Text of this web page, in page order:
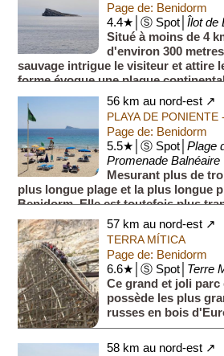
Page de: Benidorm
4.4★│Ⓢ Spot│Îlot de
Situé à moins de 4
d'environ 300
sauvage intrigue le visiteur et attire
forme évoque une plaque
dans...
56 km au nord-est ↗
PLAYA DE
Page de: Benidorm
5.5★│Ⓢ Spot│Plage
Promenade Balnéaire
Mesurant plus de
plus longue plage et la plus longue
Benidorm. Elle est toutefois plus
promenade longeant la plage de
57 km au nord-est ↗
TERRA MÍTICA
Page de: Benidorm
6.6★│Ⓢ Spot│ Terre
Ce grand et joli
possède les plus
russes en bois
58 km au nord-est ↗